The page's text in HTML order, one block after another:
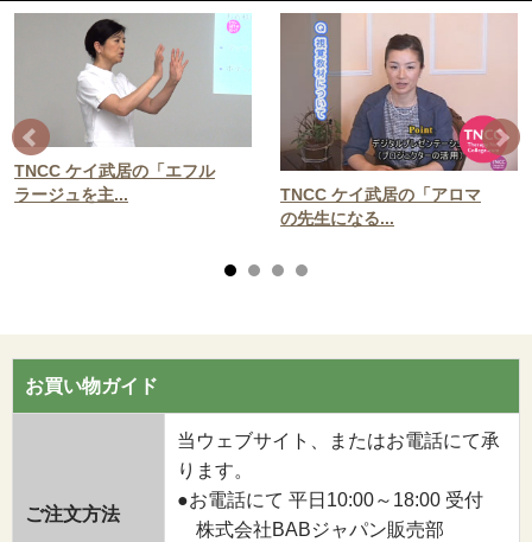
TNCC ケイ武居の「エフル
ラージュを主...
TNCC ケイ武居の「アロマ
の先生になる...
お買い物ガイド
ご注文方法
当ウェブサイト、またはお電話にて承
ります。
●お電話にて 平日10:00～18:00 受付
株式会社BABジャパン販売部